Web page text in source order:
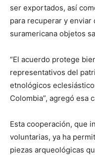
ser exportados, así
para recuperar y enviar
suramericana objetos
“El acuerdo protege
representativos del
etnológicos
Colombia”, agregó esa
Esta cooperación, que
voluntarias, ya ha
piezas arqueológicas